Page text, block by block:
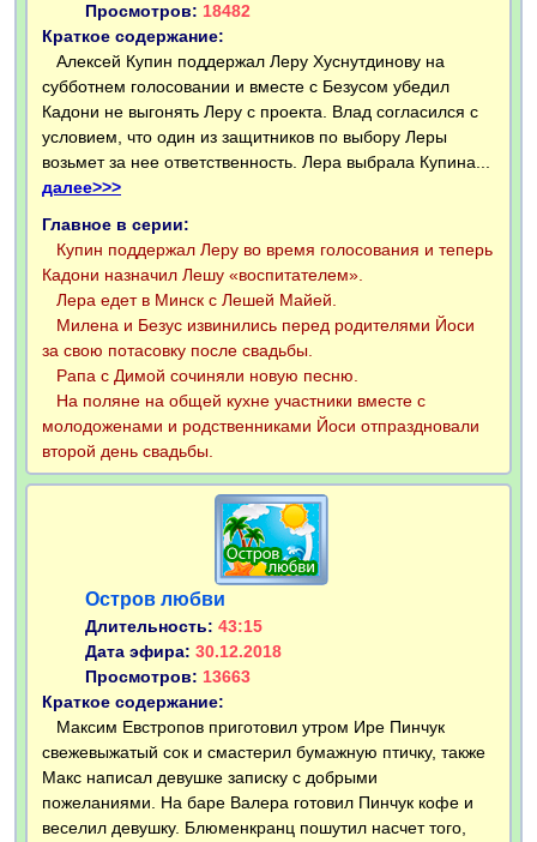
Просмотров: 18482
Краткое содержание:
Алексей Купин поддержал Леру Хуснутдинову на
субботнем голосовании и вместе с Безусом убедил
Кадони не выгонять Леру с проекта. Влад согласился с
условием, что один из защитников по выбору Леры
возьмет за нее ответственность. Лера выбрала Купина...
далее>>>
Главное в серии:
Купин поддержал Леру во время голосования и теперь
Кадони назначил Лешу «воспитателем».
Лера едет в Минск с Лешей Майей.
Милена и Безус извинились перед родителями Йоси
за свою потасовку после свадьбы.
Рапа с Димой сочиняли новую песню.
На поляне на общей кухне участники вместе с
молодоженами и родственниками Йоси отпраздновали
второй день свадьбы.
Остров любви
Длительность: 43:15
Дата эфира: 30.12.2018
Просмотров: 13663
Краткое содержание:
Максим Евстропов приготовил утром Ире Пинчук
свежевыжатый сок и смастерил бумажную птичку, также
Макс написал девушке записку с добрыми
пожеланиями. На баре Валера готовил Пинчук кофе и
веселил девушку. Блюменкранц пошутил насчет того,